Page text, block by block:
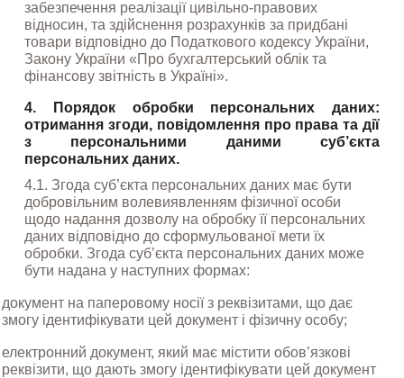
забезпечення реалізації цивільно-правових
відносин, та здійснення розрахунків за придбані
товари відповідно до Податкового кодексу України,
Закону України «Про бухгалтерський облік та
фінансову звітність в Україні».
4. Порядок обробки персональних даних:
отримання згоди, повідомлення про права та дії
з персональними даними суб’єкта
персональних даних.
4.1. Згода суб’єкта персональних даних має бути
добровільним волевиявленням фізичної особи
щодо надання дозволу на обробку її персональних
даних відповідно до сформульованої мети їх
обробки. Згода суб’єкта персональних даних може
бути надана у наступних формах:
документ на паперовому носії з реквізитами, що дає
змогу ідентифікувати цей документ і фізичну особу;
електронний документ, який має містити обов’язкові
реквізити, що дають змогу ідентифікувати цей документ